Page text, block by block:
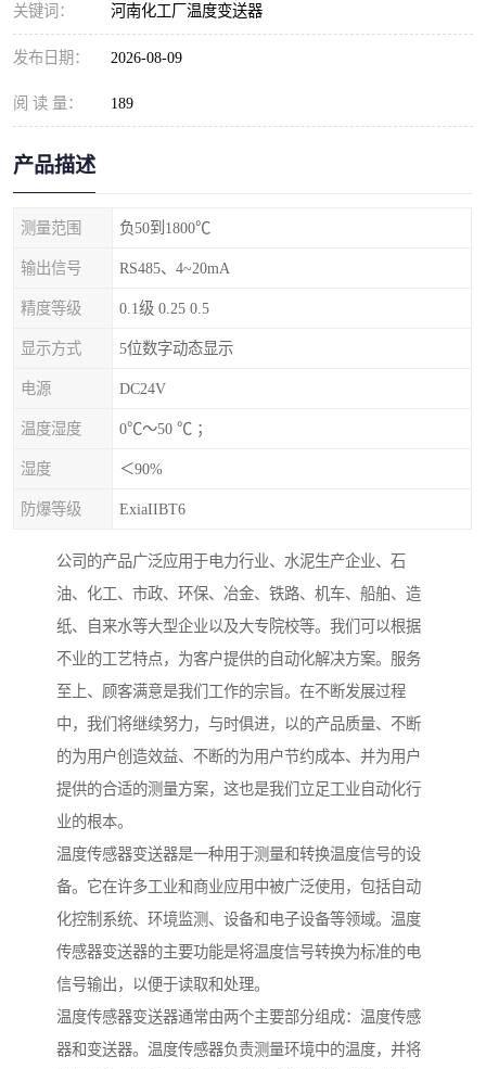
关键词： 河南化工厂温度变送器
发布日期： 2026-08-09
阅 读 量： 189
产品描述
测量范围 负50到1800℃
输出信号 RS485、4~20mA
精度等级 0.1级 0.25 0.5
显示方式 5位数字动态显示
电源 DC24V
温度湿度 0℃～50 ℃ ；
湿度 ＜90%
防爆等级 ExiaIIBT6
公司的产品广泛应用于电力行业、水泥生产企业、石
油、化工、市政、环保、冶金、铁路、机车、船舶、造
纸、自来水等大型企业以及大专院校等。我们可以根据
不业的工艺特点，为客户提供的自动化解决方案。服务
至上、顾客满意是我们工作的宗旨。在不断发展过程
中，我们将继续努力，与时俱进，以的产品质量、不断
的为用户创造效益、不断的为用户节约成本、并为用户
提供的合适的测量方案，这也是我们立足工业自动化行
业的根本。
温度传感器变送器是一种用于测量和转换温度信号的设
备。它在许多工业和商业应用中被广泛使用，包括自动
化控制系统、环境监测、设备和电子设备等领域。温度
传感器变送器的主要功能是将温度信号转换为标准的电
信号输出，以便于读取和处理。
温度传感器变送器通常由两个主要部分组成：温度传感
器和变送器。温度传感器负责测量环境中的温度，并将